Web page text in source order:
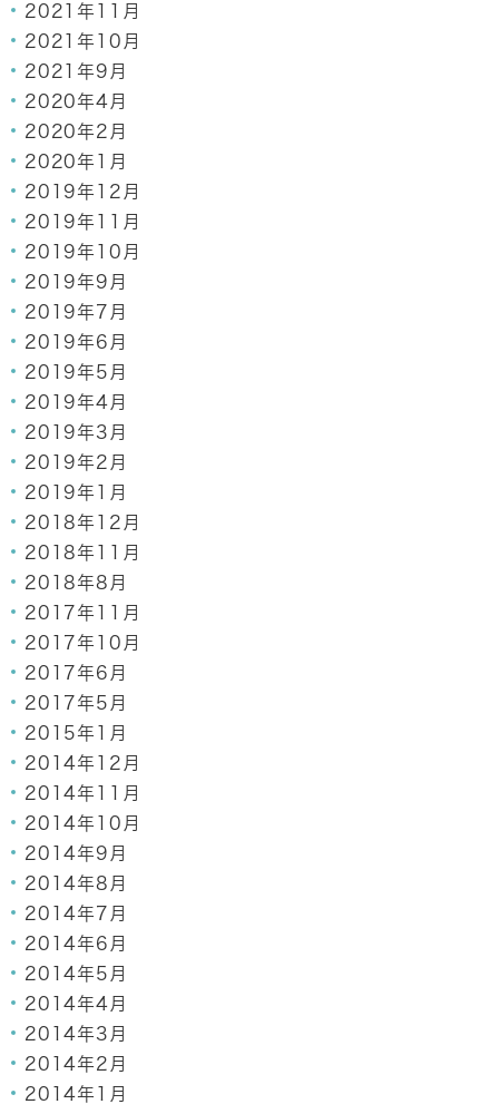
2021年11月
2021年10月
2021年9月
2020年4月
2020年2月
2020年1月
2019年12月
2019年11月
2019年10月
2019年9月
2019年7月
2019年6月
2019年5月
2019年4月
2019年3月
2019年2月
2019年1月
2018年12月
2018年11月
2018年8月
2017年11月
2017年10月
2017年6月
2017年5月
2015年1月
2014年12月
2014年11月
2014年10月
2014年9月
2014年8月
2014年7月
2014年6月
2014年5月
2014年4月
2014年3月
2014年2月
2014年1月